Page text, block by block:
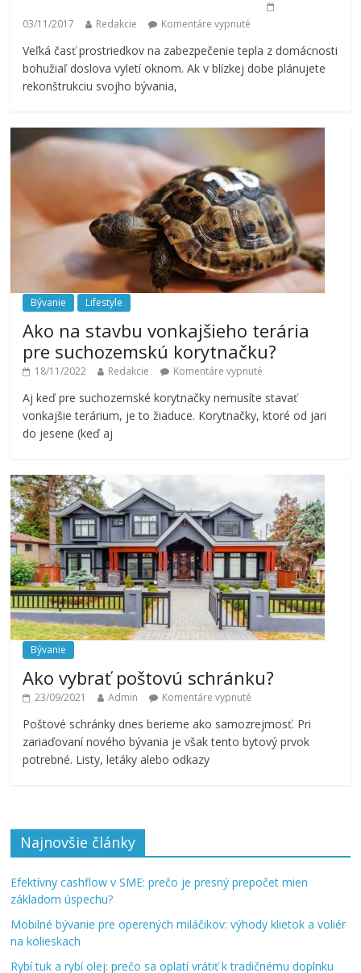
03/11/2017 Redakcie Komentáre vypnuté
Veľká časť prostriedkov na zabezpečenie tepla z domácnosti
bohužiaľ doslova vyletí oknom. Ak v blízkej dobe plánujete
rekonštrukciu svojho bývania,
Bývanie Lifestyle
Ako na stavbu vonkajšieho terária
pre suchozemskú korytnačku?
18/11/2022 Redakcie Komentáre vypnuté
Aj keď pre suchozemské korytnačky nemusíte stavať
vonkajšie terárium, je to žiaduce. Korytnačky, ktoré od jari
do jesene (keď aj
Bývanie
Ako vybrať poštovú schránku?
23/09/2021 Admin Komentáre vypnuté
Poštové schránky dnes berieme ako samozrejmosť. Pri
zariaďovaní nového bývania je však tento bytový prvok
potrebné. Listy, letáky alebo odkazy
Najnovšie články
Efektívny cashflow v SME: prečo je presný prepočet mien
základom úspechu?
Mobilné bývanie pre operených miláčikov: výhody klietok a voliér
na kolieskach
Rybí tuk a rybí olej: prečo sa oplatí vrátiť k tradičnému doplnku